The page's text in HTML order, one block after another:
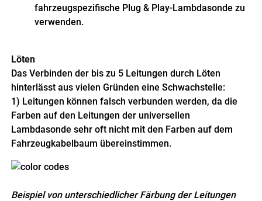
fahrzeugspezifische Plug & Play-Lambdasonde zu
verwenden.
Löten
Das Verbinden der bis zu 5 Leitungen durch Löten
hinterlässt aus vielen Gründen eine Schwachstelle:
1) Leitungen können falsch verbunden werden, da die
Farben auf den Leitungen der universellen
Lambdasonde sehr oft nicht mit den Farben auf dem
Fahrzeugkabelbaum übereinstimmen.
Beispiel von unterschiedlicher Färbung der Leitungen